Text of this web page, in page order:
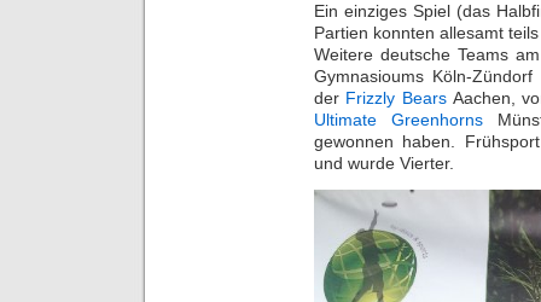
Ein einziges Spiel (das
Partien konnten allesamt
Weitere deutsche Teams
Gymnasioums Köln-
der Frizzly BearsAachen,
Ultimate Greenhorns
gewonnen haben.
und wurde Vierter.